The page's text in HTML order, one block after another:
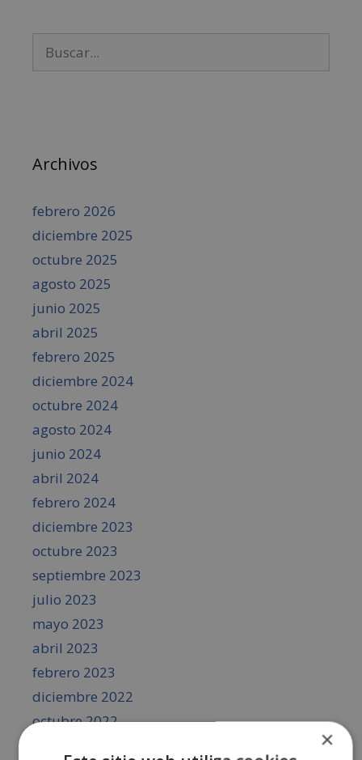
Archivos
febrero 2026
diciembre 2025
octubre 2025
agosto 2025
junio 2025
abril 2025
febrero 2025
diciembre 2024
octubre 2024
agosto 2024
junio 2024
abril 2024
febrero 2024
diciembre 2023
octubre 2023
septiembre 2023
julio 2023
mayo 2023
abril 2023
febrero 2023
diciembre 2022
octubre 2022
×